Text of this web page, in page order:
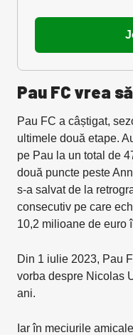
Pau FC vrea
Pau FC a câștigat,
ultimele două etape.
pe Pau la un total de
două puncte peste
s-a salvat de la
consecutiv pe care
10,2 milioane de euro
Din 1 iulie 2023, Pau
vorba despre Nicolas
ani.
Iar în meciurile